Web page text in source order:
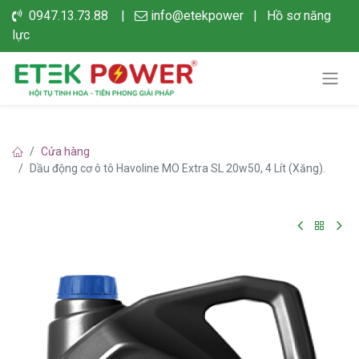
0947.13.73.88 | info@etekpower |
Hồ sơ năng
lực
Cửa hàng
Dầu động cơ ô tô Havoline MO Extra SL 20w50, 4 Lít (Xăng).